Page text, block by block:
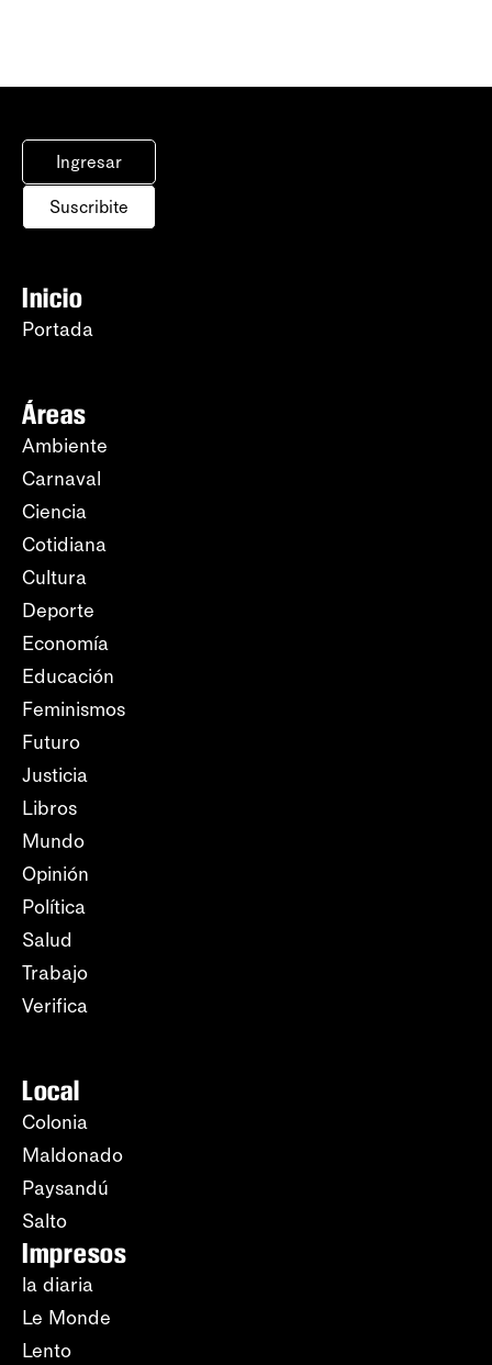
Ingresar
Suscribite
Inicio
Portada
Áreas
Ambiente
Carnaval
Ciencia
Cotidiana
Cultura
Deporte
Economía
Educación
Feminismos
Futuro
Justicia
Libros
Mundo
Opinión
Política
Salud
Trabajo
Verifica
Local
Colonia
Maldonado
Paysandú
Salto
Impresos
la diaria
Le Monde
Lento